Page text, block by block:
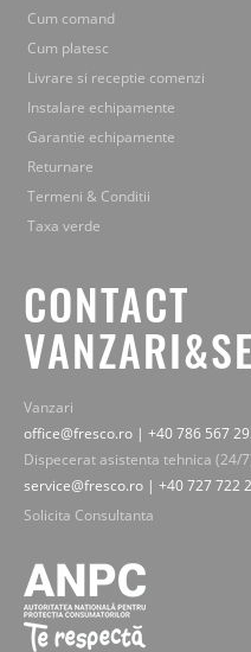
Cum comand
Cum platesc
Livrare si receptie comenzi
Instalare echipamente
Garantie echipamente
Returnare
Termeni & Conditii
Taxa verde
CONTACT
Vanzari
office@fresco.ro | +40 786 567
Dispecerat asistenta tehnica (24/
service@fresco.ro | +40 727 722
Solicita Consultanta